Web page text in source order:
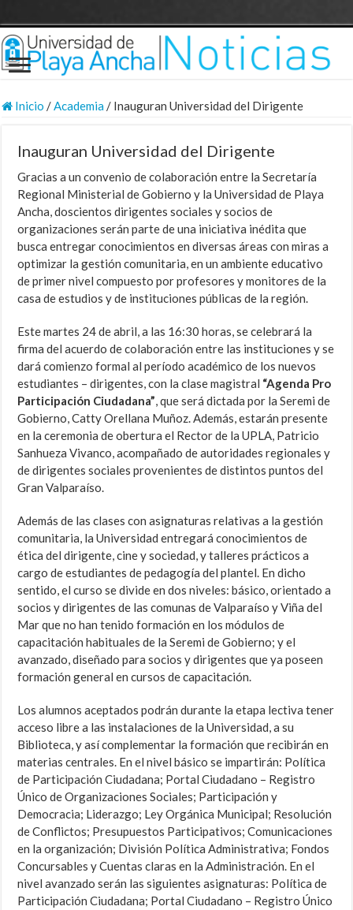
Inicio /Academia/ Inauguran Universidad del Dirigente
Inauguran Universidad del Dirigente
Gracias a un convenio de colaboración entre la Secretaría
Regional Ministerial de Gobierno y la Universidad de Playa
Ancha, doscientos dirigentes sociales y socios de
organizaciones serán parte de una iniciativa inédita que
busca entregar conocimientos en diversas áreas con miras a
optimizar la gestión comunitaria, en un ambiente educativo
de primer nivel compuesto por profesores y monitores de la
casa de estudios y de instituciones públicas de la región.
Este martes 24 de abril, a las 16:30 horas, se celebrará la
firma del acuerdo de colaboración entre las instituciones y se
dará comienzo formal al período académico de los nuevos
estudiantes – dirigentes, con la clase magistral “Agenda Pro
Participación Ciudadana”, que será dictada por la Seremi de
Gobierno, Catty Orellana Muñoz. Además, estarán presente
en la ceremonia de obertura el Rector de la UPLA, Patricio
Sanhueza Vivanco, acompañado de autoridades regionales y
de dirigentes sociales provenientes de distintos puntos del
Gran Valparaíso.
Además de las clases con asignaturas relativas a la gestión
comunitaria, la Universidad entregará conocimientos de
ética del dirigente, cine y sociedad, y talleres prácticos a
cargo de estudiantes de pedagogía del plantel. En dicho
sentido, el curso se divide en dos niveles: básico, orientado a
socios y dirigentes de las comunas de Valparaíso y Viña del
Mar que no han tenido formación en los módulos de
capacitación habituales de la Seremi de Gobierno; y el
avanzado, diseñado para socios y dirigentes que ya poseen
formación general en cursos de capacitación.
Los alumnos aceptados podrán durante la etapa lectiva tener
acceso libre a las instalaciones de la Universidad, a su
Biblioteca, y así complementar la formación que recibirán en
materias centrales. En el nivel básico se impartirán: Política
de Participación Ciudadana; Portal Ciudadano – Registro
Único de Organizaciones Sociales; Participación y
Democracia; Liderazgo; Ley Orgánica Municipal; Resolución
de Conflictos; Presupuestos Participativos; Comunicaciones
en la organización; División Política Administrativa; Fondos
Concursables y Cuentas claras en la Administración. En el
nivel avanzado serán las siguientes asignaturas: Política de
Participación Ciudadana; Portal Ciudadano – Registro Único